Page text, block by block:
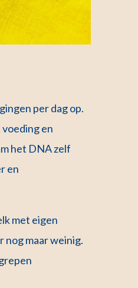
per dag op.
en
het DNA zelf
en
met eigen
maar weinig.